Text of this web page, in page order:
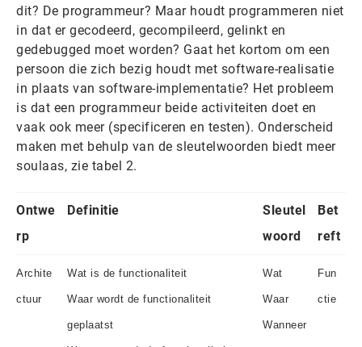
dit? De programmeur? Maar houdt programmeren niet
in dat er gecodeerd, gecompileerd, gelinkt en
gedebugged moet worden? Gaat het kortom om een
persoon die zich bezig houdt met software-realisatie
in plaats van software-implementatie? Het probleem
is dat een programmeur beide activiteiten doet en
vaak ook meer (specificeren en testen). Onderscheid
maken met behulp van de sleutelwoorden biedt meer
soulaas, zie tabel 2.
Ontwe
rp
Definitie
Sleutel
woord
Bet
reft
Archite
ctuur
Wat is de functionaliteit
Waar wordt de functionaliteit
geplaatst
Wat
Waar
Wanneer
Fun
ctie